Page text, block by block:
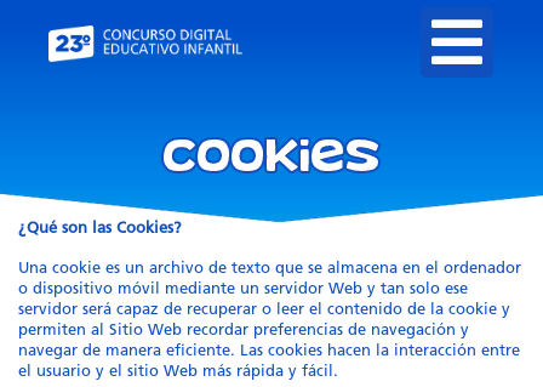
Cookies
¿Qué son las Cookies?
Una cookie es un archivo de texto que se almacena en el ordenador
o dispositivo móvil mediante un servidor Web y tan solo ese
servidor será capaz de recuperar o leer el contenido de la cookie y
permiten al Sitio Web recordar preferencias de navegación y
navegar de manera eficiente. Las cookies hacen la interacción entre
el usuario y el sitio Web más rápida y fácil.